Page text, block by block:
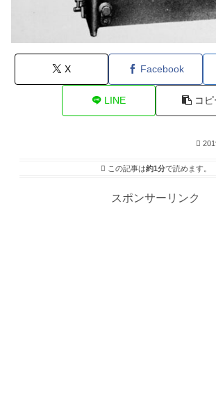
X Facebook
LINE コピ
この記事は約1分で読めます。
スポンサーリンク